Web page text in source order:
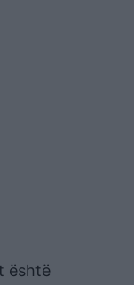
është